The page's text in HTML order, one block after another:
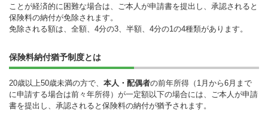
ことが経済的に困難な場合は、ご本人が申請書を提出し、承認されると
保険料の納付が免除されます。
免除される額は、全額、4分の3、半額、4分の1の4種類があります。
保険料納付猶予制度とは
20歳以上50歳未満の方で、 本人・配偶者の前年所得（1月から6月まで
に申請する場合は前々年所得）が一定額以下の場合には、ご本人が申請
書を提出し、承認されると保険料の納付が猶予されます。